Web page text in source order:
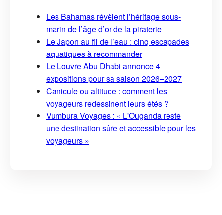
Les Bahamas révèlent l’héritage sous-
marin de l’âge d’or de la piraterie
Le Japon au fil de l’eau : cinq escapades
aquatiques à recommander
Le Louvre Abu Dhabi annonce 4
expositions pour sa saison 2026–2027
Canicule ou altitude : comment les
voyageurs redessinent leurs étés ?
Vumbura Voyages : « L'Ouganda reste
une destination sûre et accessible pour les
voyageurs »